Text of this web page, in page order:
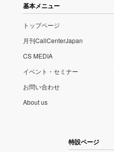
基本メニュー
トップページ
月刊CallCenterJapan
CS MEDIA
イベント・セミナー
お問い合わせ
About us
特設ページ